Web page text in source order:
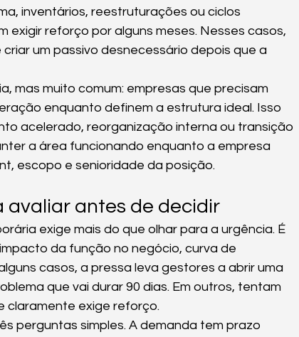
inventários, reestruturações ou ciclos
reforço por alguns meses. Nesses casos,
um passivo desnecessário depois que a
mas muito comum: empresas que precisam
enquanto definem a estrutura ideal. Isso
acelerado, reorganização interna ou transição
a área funcionando enquanto a empresa
escopo e senioridade da posição.
avaliar antes de decidir
exige mais do que olhar para a urgência. É
da função no negócio, curva de
casos, a pressa leva gestores a abrir uma
que vai durar 90 dias. Em outros, tentam
claramente exige reforço.
perguntas simples. A demanda tem prazo